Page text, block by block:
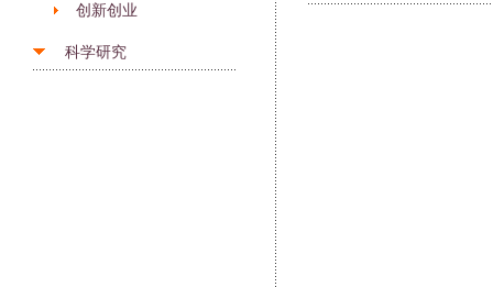
创新创业
科学研究